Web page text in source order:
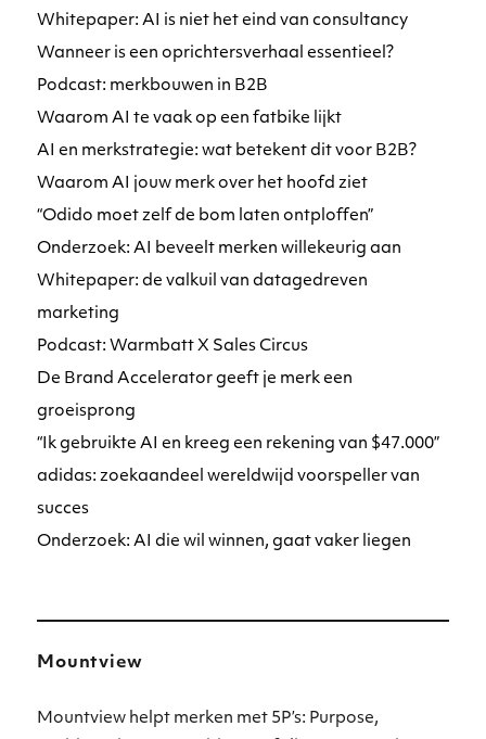
Whitepaper: AI is niet het eind van consultancy
Wanneer is een oprichtersverhaal essentieel?
Podcast: merkbouwen in B2B
Waarom AI te vaak op een fatbike lijkt
AI en merkstrategie: wat betekent dit voor B2B?
Waarom AI jouw merk over het hoofd ziet
“Odido moet zelf de bom laten ontploffen”
Onderzoek: AI beveelt merken willekeurig aan
Whitepaper: de valkuil van datagedreven
marketing
Podcast: Warmbatt X Sales Circus
De Brand Accelerator geeft je merk een
groeisprong
“Ik gebruikte AI en kreeg een rekening van $47.000”
adidas: zoekaandeel wereldwijd voorspeller van
succes
Onderzoek: AI die wil winnen, gaat vaker liegen
Mountview
Mountview helpt merken met 5P’s: Purpose,